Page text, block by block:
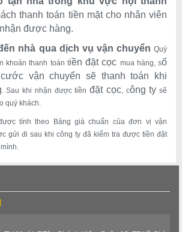
thanh toán tiền mặt cho nhân viên
được hàng.
nhà qua dịch vụ vận chuyểnQuý
khoản thanh toán tiền đặt cọc mua hàng, số
vận chuyển sẽ thanh toán khi
. Sau khi nhận được tiền đặt cọc, công ty sẽ
quý khách.
tính theo Bảng giá chuẩn của đơn vị vận
gửi đi sau khi công ty đã kiểm tra được tiền đặt